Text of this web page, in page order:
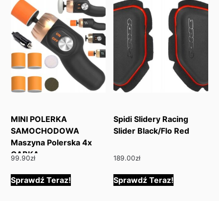
MINI POLERKA
SAMOCHODOWA
Maszyna Polerska 4x
GĄBKA
99.90zł
Sprawdź Teraz!
Spidi Slidery Racing
Slider Black/Flo Red
189.00zł
Sprawdź Teraz!